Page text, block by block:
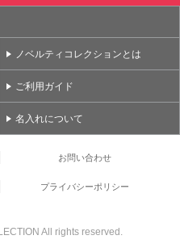
ノベルティコレクションとは
ご利用ガイド
名入れについて
お問い合わせ
プライバシーポリシー
All rights reserved.